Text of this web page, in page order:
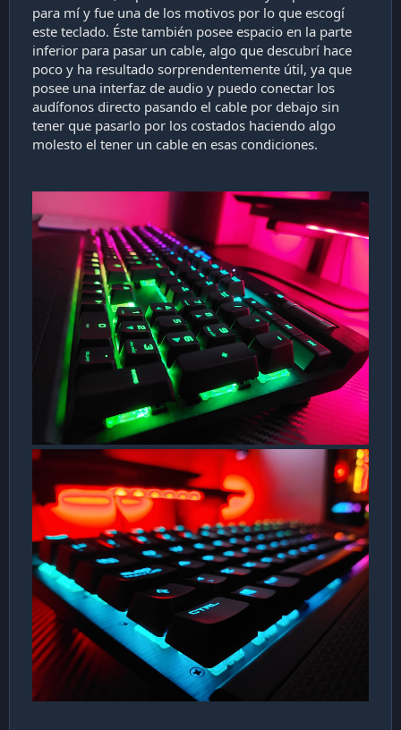
para mí y fue una de los motivos por lo que escogí
este teclado. Éste también posee espacio en la parte
inferior para pasar un cable, algo que descubrí hace
poco y ha resultado sorprendentemente útil, ya que
posee una interfaz de audio y puedo conectar los
audífonos directo pasando el cable por debajo sin
tener que pasarlo por los costados haciendo algo
molesto el tener un cable en esas condiciones.